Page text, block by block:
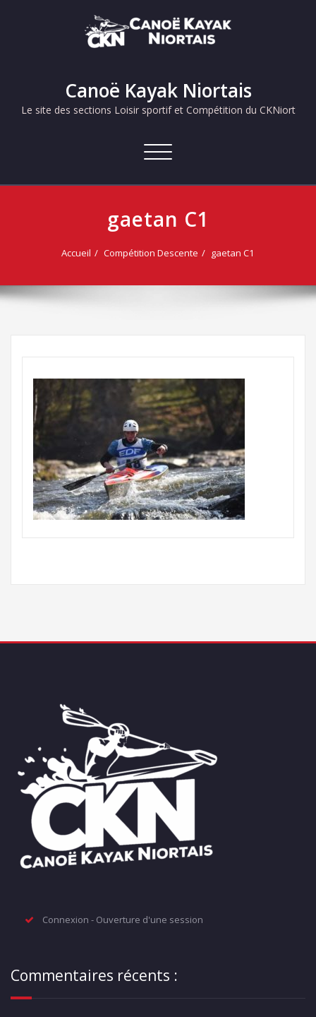
Canoë Kayak Niortais
Le site des sections Loisir sportif et Compétition du CKNiort
Afficher/masquer
navigation
gaetan C1
Accueil Compétition Descente gaetan C1
Connexion - Ouverture d'une session
Commentaires récents :